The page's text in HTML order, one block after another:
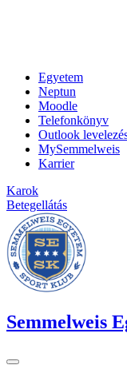
Egyetem
Neptun
Moodle
Telefonkönyv
Outlook
MySemmelweis
Karrier
Karok
Betegellátás
Semmelweis